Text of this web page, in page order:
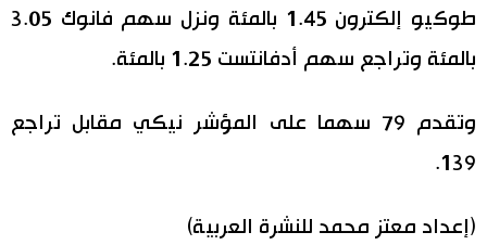
طوكيو إلكترون 1.45 بالمئة ونزل سهم فانوك 3.05
بالمئة وتراجع سهم أدفانتست 1.25 بالمئة.
وتقدم 79 سهما على المؤشر نيكي مقابل تراجع
139.
(إعداد معتز محمد للنشرة العربية)